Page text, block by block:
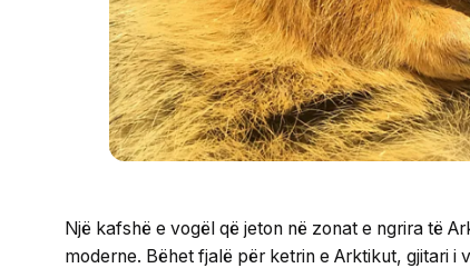
Një kafshë e vogël që jeton në zonat e ngrira të
moderne. Bëhet fjalë për ketrin e Arktikut, gjitari i